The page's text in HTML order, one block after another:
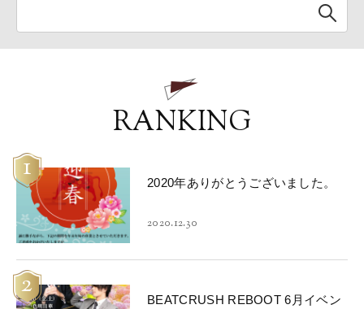
RANKING
1 2020年ありがとうございました。
2020.12.30
2
BEATCRUSH REBOOT 6月イベン